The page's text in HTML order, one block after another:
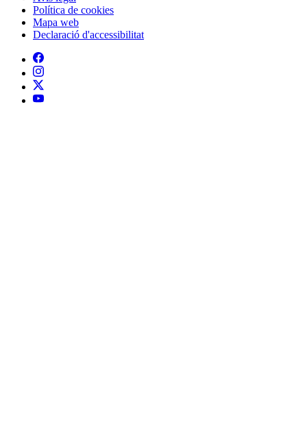
Política de cookies
Mapa web
Declaració d'accessibilitat